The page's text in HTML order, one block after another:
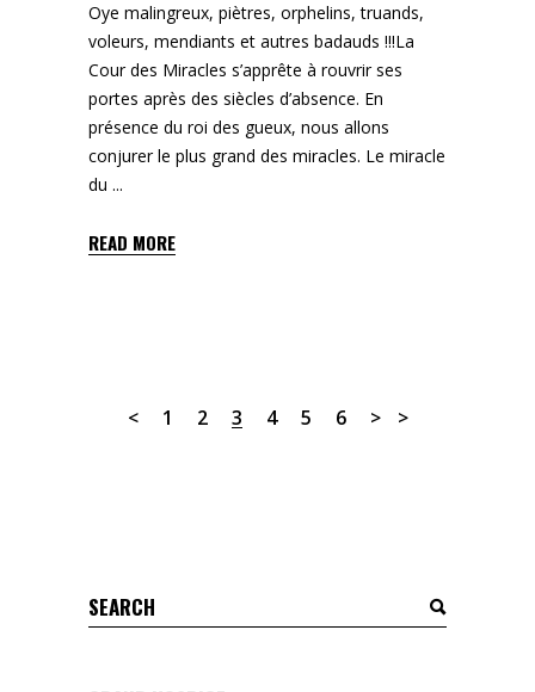
Oye malingreux, piètres, orphelins, truands,
voleurs, mendiants et autres badauds !!!La
Cour des Miracles s’apprête à rouvrir ses
portes après des siècles d’absence. En
présence du roi des gueux, nous allons
conjurer le plus grand des miracles. Le miracle
du
READ MORE
1 2 3 4 5 6
Search
for: